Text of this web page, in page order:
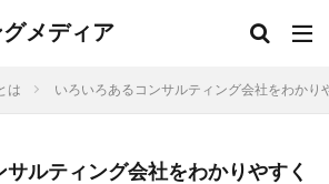
メディア
は いろいろあるコンサルティング会社をわかり
ルティング会社をわかりやすく